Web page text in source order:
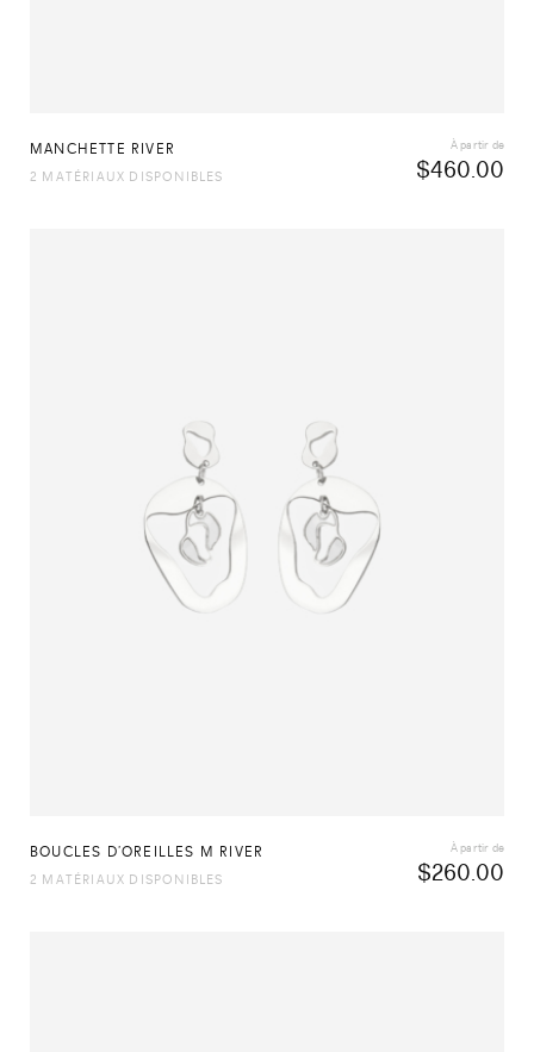
MANCHETTE RIVER
$460.00
À partir de
2 MATÉRIAUX DISPONIBLES
BOUCLES D’OREILLES M RIVER
$260.00
À partir de
2 MATÉRIAUX DISPONIBLES